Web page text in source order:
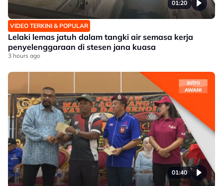
01:20
VIDEO TERKINI & POPULAR
Lelaki lemas jatuh dalam tangki air semasa kerja
penyelenggaraan di stesen jana kuasa
3 hours ago
01:40